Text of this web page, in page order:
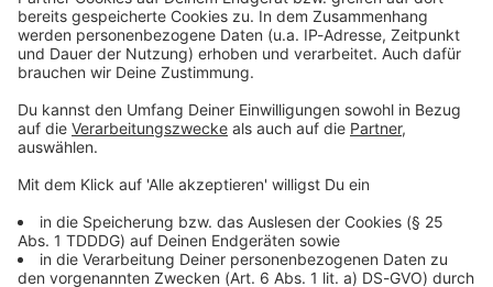
Sprachnachricht
© dpa-infocom, dpa:250917-930-48599/1
Bayern